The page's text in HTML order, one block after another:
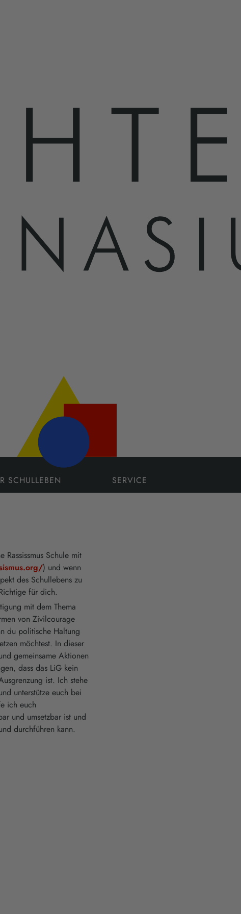
SCHULLEBEN SERVICE
Rassissmus Schule mit
) und wenn
des Schullebens zu
für dich.
mit dem Thema
von Zivilcourage
du politische Haltung
möchtest. In dieser
gemeinsame Aktionen
dass das LiG kein
ist. Ich stehe
unterstütze euch bei
ich euch
und umsetzbar ist und
durchführen kann.